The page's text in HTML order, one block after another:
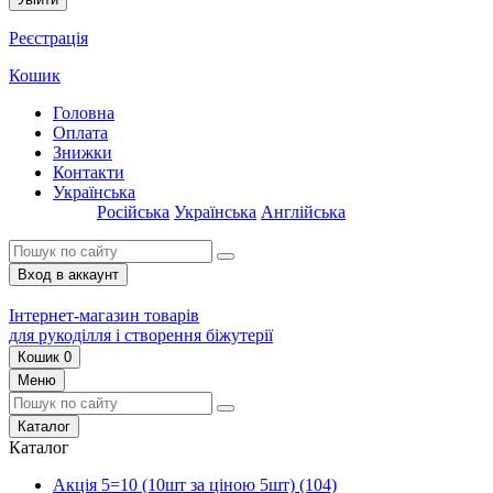
Реєстрація
Кошик
Головна
Оплата
Знижки
Контакти
Українська
Російська Українська Англійська
Вход в аккаунт
Інтернет-магазин товарів
для рукоділля і створення біжутерії
Кошик 0
Меню
Каталог
Каталог
Акція 5=10 (10шт за ціною 5шт) (104)